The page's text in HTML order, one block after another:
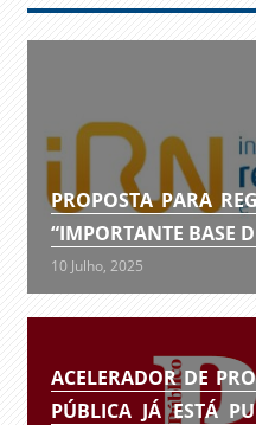
PROPOSTA PARA
“IMPORTANTE BASE
10 Julho, 2025
ACELERADOR DE
PÚBLICA JÁ ESTÁ